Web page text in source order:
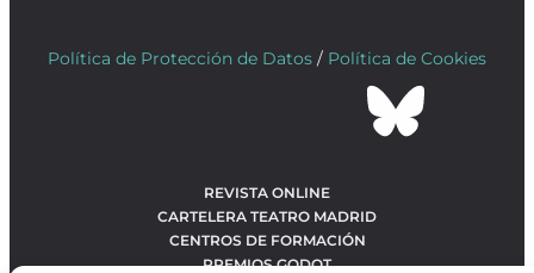
Política de Protección de Datos / Política de Cookies
REVISTA ONLINE
CARTELERA TEATRO MADRID
CENTROS DE FORMACIÓN
PREMIOS GODOT